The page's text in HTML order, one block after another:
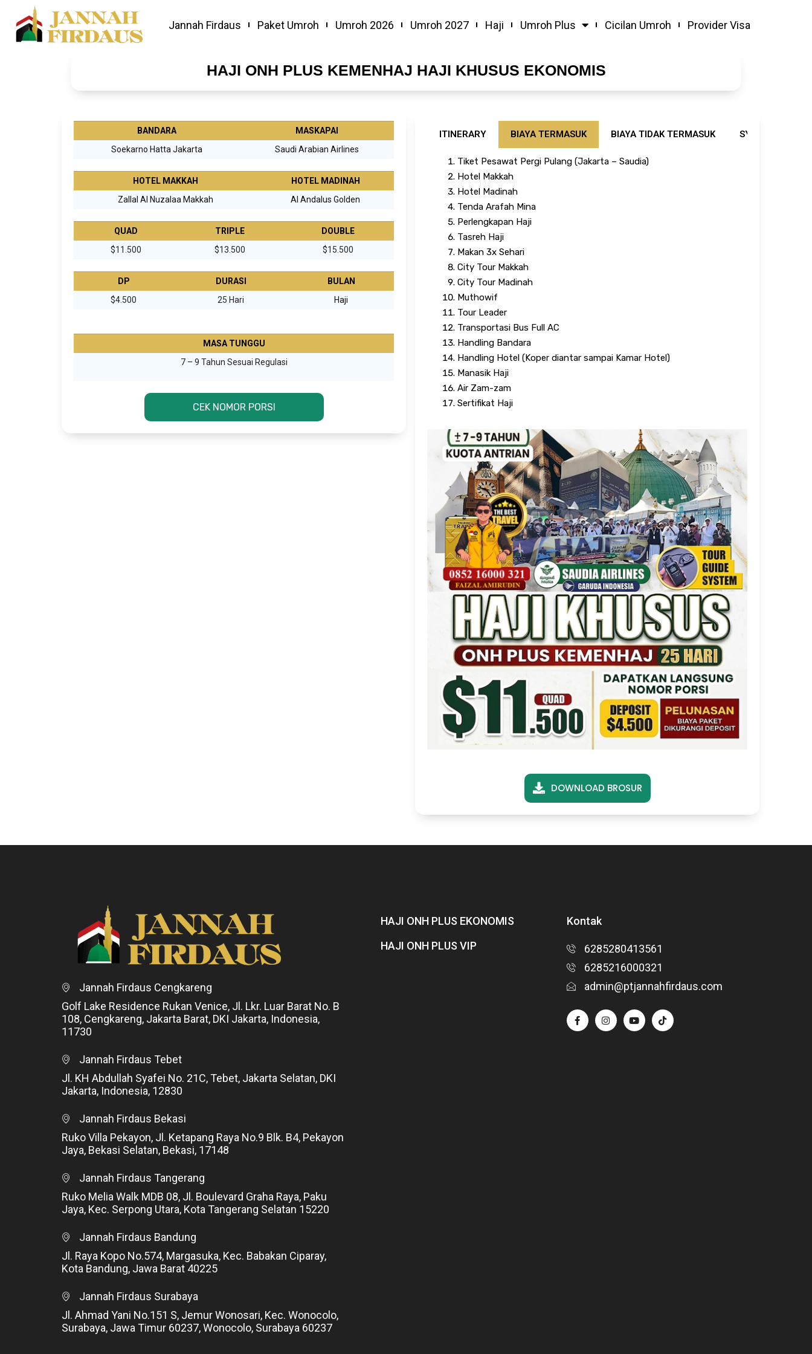
Jannah Firdaus Paket Umroh Umroh 2026 Umroh 2027 Haji Umroh Plus Cicilan Umroh Provider Visa
HAJI ONH PLUS KEMENHAJ HAJI KHUSUS EKONOMIS
BANDARA
MASKAPAI
Soekarno Hatta Jakarta
Saudi Arabian Airlines
HOTEL MAKKAH
HOTEL MADINAH
Zallal Al Nuzalaa Makkah
Al Andalus Golden
QUAD TRIPLE
DOUBLE
$11.500
$13.500 $15.500
DP DURASI
BULAN
$4.500
25 Hari Haji
MASA TUNGGU
7 – 9 Tahun Sesuai Regulasi
CEK NOMOR PORSI
ITINERARY BIAYA TERMASUK BIAYA TIDAK TERMASUK SYARAT &
Tiket Pesawat Pergi Pulang (Jakarta – Saudia)
Hotel Makkah
Hotel Madinah
Tenda Arafah Mina
Perlengkapan Haji
Tasreh Haji
Makan 3x Sehari
City Tour Makkah
City Tour Madinah
Muthowif
Tour Leader
Transportasi Bus Full AC
Handling Bandara
Handling Hotel (Koper diantar sampai Kamar Hotel)
Manasik Haji
Air Zam-zam
Sertifikat Haji
DOWNLOAD BROSUR
Jannah Firdaus Cengkareng
Golf Lake Residence Rukan Venice, Jl. Lkr. Luar Barat No. B
108, Cengkareng, Jakarta Barat, DKI Jakarta, Indonesia,
11730
Jannah Firdaus Tebet
Jl. KH Abdullah Syafei No. 21C, Tebet, Jakarta Selatan, DKI
Jakarta, Indonesia, 12830
Jannah Firdaus Bekasi
Ruko Villa Pekayon, Jl. Ketapang Raya No.9 Blk. B4, Pekayon
Jaya, Bekasi Selatan, Bekasi, 17148
Jannah Firdaus Tangerang
Ruko Melia Walk MDB 08, Jl. Boulevard Graha Raya, Paku
Jaya, Kec. Serpong Utara, Kota Tangerang Selatan 15220
Jannah Firdaus Bandung
Jl. Raya Kopo No.574, Margasuka, Kec. Babakan Ciparay,
Kota Bandung, Jawa Barat 40225
Jannah Firdaus Surabaya
Jl. Ahmad Yani No.151 S, Jemur Wonosari, Kec. Wonocolo,
Surabaya, Jawa Timur 60237, Wonocolo, Surabaya 60237
HAJI ONH PLUS EKONOMIS
HAJI ONH PLUS VIP
Kontak
6285280413561
6285216000321
admin@ptjannahfirdaus.com